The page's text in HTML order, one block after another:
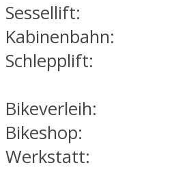
Sessellift:
Kabinenbahn:
Schlepplift:
Bikeverleih:
Bikeshop:
Werkstatt: